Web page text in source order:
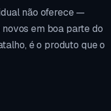
não oferece —
em boa parte do
é o produto que o